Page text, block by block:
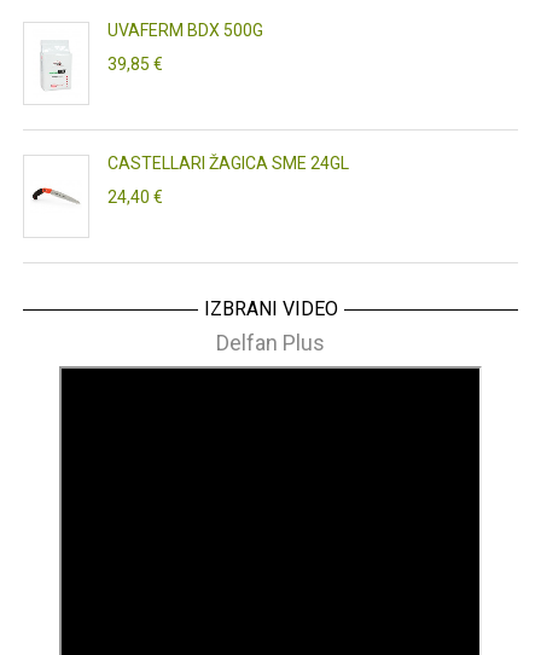
UVAFERM BDX 500G
39,85 €
CASTELLARI ŽAGICA SME 24GL
24,40 €
IZBRANI VIDEO
Delfan Plus